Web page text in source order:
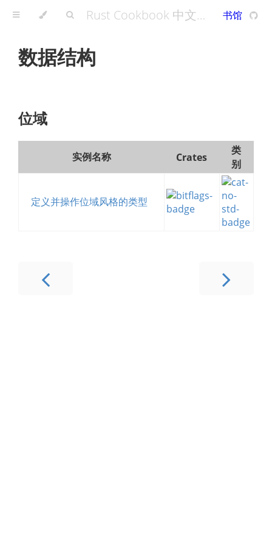
Rust Cookbook 中文版 - A Rust Cookbook 书馆
数据结构
位域
实例名称 Crates
类
别
定义并操作位域风格的类型